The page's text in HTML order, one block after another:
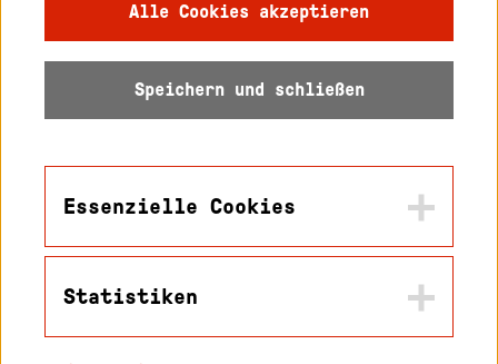
Datenschutz
Barrierefreiheit
Alle Cookies akzeptieren
Speichern und schließen
Essenzielle Cookies
in2cookiemodal-selection
Statistiken